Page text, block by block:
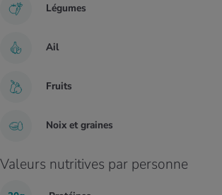
Légumes
Ail
Fruits
Noix et graines
Valeurs nutritives par personne